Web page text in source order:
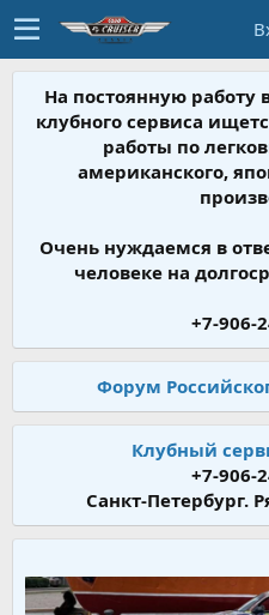
На постоянную
клубного сервиса
работы по
американского,
Очень нуждаемся в
человеке на
+7-906-
Форум
Клубный
+7-906-
Санкт-Петербург.